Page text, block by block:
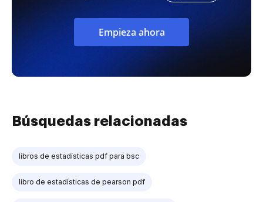
Empieza ahora
Búsquedas relacionadas
libros de estadísticas pdf para bsc
libro de estadísticas de pearson pdf